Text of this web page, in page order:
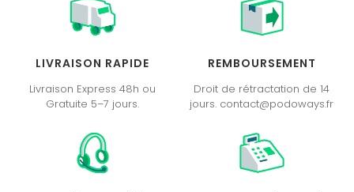
LIVRAISON RAPIDE
Livraison Express 48h ou
Gratuite 5–7 jours.
REMBOURSEMENT
Droit de rétractation de 14
jours. contact@podoways.fr